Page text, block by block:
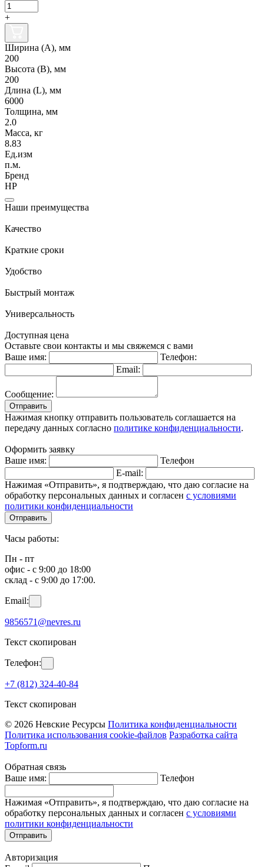
+
Ширина (А), мм
200
Высота (В), мм
200
Длина (L), мм
6000
Толщина, мм
2.0
Масса, кг
8.83
Ед.изм
п.м.
Бренд
НР
Наши преимущества
Качество
Краткие сроки
Удобство
Быстрый монтаж
Универсальность
Доступная цена
Оставьте свои контакты и мы свяжемся с вами
Ваше имя:
Телефон:
Email:
Сообщение:
Отправить
Нажимая кнопку отправить пользователь соглашается на
передачу данных согласно политике конфиденциальности.
Оформить заявку
Ваше имя:
Телефон
E-mail:
Нажимая «Отправить», я подтверждаю, что даю согласие на
обработку персональных данных и согласен с условиями
политики конфиденциальности
Отправить
Часы работы:
Пн - пт
офис - с 9:00 до 18:00
склад - с 9:00 до 17:00.
Email:
9856571@nevres.ru
Текст скопирован
Телефон:
+7 (812) 324-40-84
Текст скопирован
© 2026 Невские Ресурсы Политика конфиденциальности
Политика использования cookie-файлов Разработка сайта
Topform.ru
Обратная связь
Ваше имя:
Телефон
Нажимая «Отправить», я подтверждаю, что даю согласие на
обработку персональных данных и согласен с условиями
политики конфиденциальности
Отправить
Авторизация